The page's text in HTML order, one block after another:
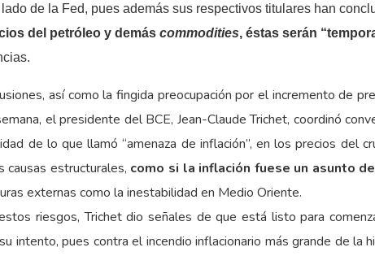
de la Fed, pues además sus respectivos titulares han
del petróleo y demás commodities, éstas serán
así como la fingida preocupación por el incremento de
el presidente del BCE, Jean-Claude Trichet, coordinó
de lo que llamó “amenaza de inflación”, en los precios del
causas estructurales, como si la inflación fuese un asunto
externas como la inestabilidad en Medio Oriente.
riesgos, Trichet dio señales de que está listo para
intento, pues contra el incendio inflacionario más grande de